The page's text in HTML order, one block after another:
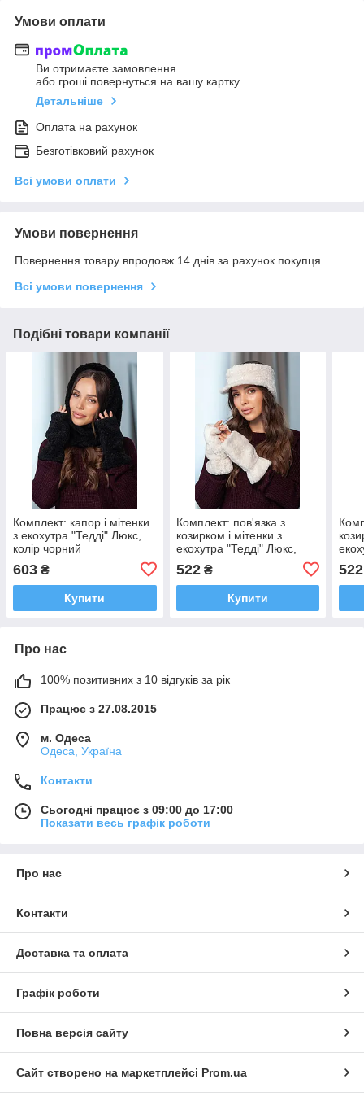
Умови оплати
Ви отримаєте замовлення
або гроші повернуться на вашу картку
Детальніше
Оплата на рахунок
Безготівковий рахунок
Всі умови оплати
Умови повернення
Повернення товару впродовж 14 днів за рахунок покупця
Всі умови повернення
Подібні товари компанії
Комплект: капор і мітенки
з екохутра "Тедді" Люкс,
колір чорний
603 ₴
Купити
Комплект: пов'язка з
козирком і мітенки з
екохутра "Тедді" Люкс,
522₴
Купити
522
Про нас
100% позитивних з 10 відгуків за рік
Працює з 27.08.2015
м. Одеса
Одеса, Україна
Контакти
Сьогодні працює з 09:00 до 17:00
Показати весь графік роботи
Про нас
Контакти
Доставка та оплата
Графік роботи
Повна версія сайту
Сайт створено на маркетплейсі Prom.ua